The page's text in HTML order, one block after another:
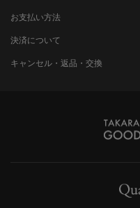
お支払い方法
決済について
キャンセル・返品・交換